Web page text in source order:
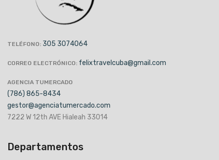
TELÉFONO: 305 3074064
CORREO ELECTRÓNICO: felixtravelcuba@gmail.com
AGENCIA TUMERCADO
(786) 865-8434
gestor@agenciatumercado.com
7222 W 12th AVE Hialeah 33014
Departamentos